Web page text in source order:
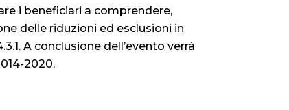
i beneficiari a comprendere,
delle riduzioni ed esclusioni in
A conclusione dell’evento verrà
2020.